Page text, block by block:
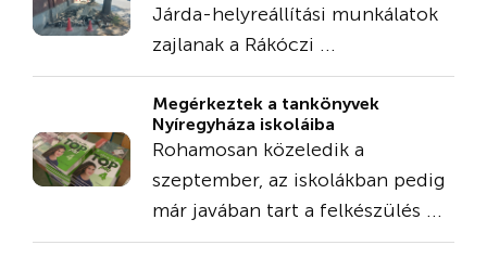
Járda-helyreállítási munkálatok
zajlanak a Rákóczi ...
Megérkeztek a tankönyvek
Nyíregyháza iskoláiba
Rohamosan közeledik a
szeptember, az iskolákban pedig
már javában tart a felkészülés ...